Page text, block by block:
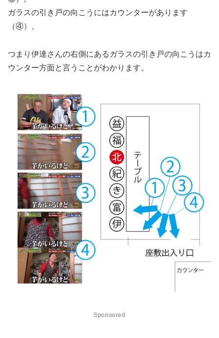
ガラスの引き戸の向こうにはカウンターがあります
（④）。
つまり伊達さんの右側にあるガラスの引き戸の向こうはカ
ウンター方面と言うことがわかります。